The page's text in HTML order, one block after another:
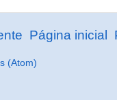
Página inicial
(Atom)